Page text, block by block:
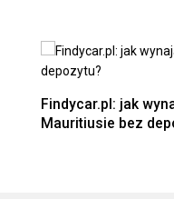
Findycar.pl: jak
Mauritiusie bez